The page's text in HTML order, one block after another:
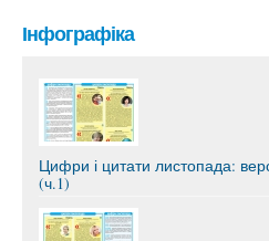
Інфографіка
Цифри і цитати листопада:
(ч.1)